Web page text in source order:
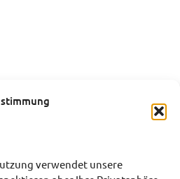
verwendet unsere